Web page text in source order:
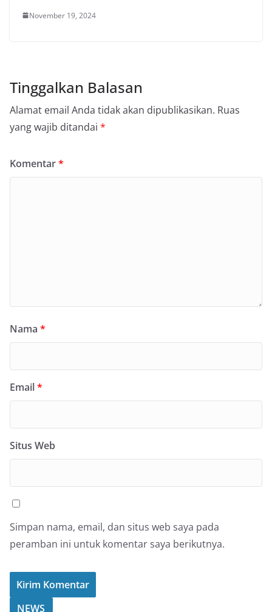
November 19, 2024
Tinggalkan Balasan
Alamat email Anda tidak akan dipublikasikan. Ruas
yang wajib ditandai *
Komentar*
Nama *
Email*
Situs Web
Simpan nama, email, dan situs web saya pada
peramban ini untuk komentar saya berikutnya.
NEWS